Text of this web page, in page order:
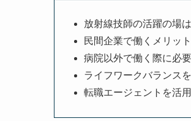
放射線技師の活躍の場
民間企業で働くメリッ
病院以外で働く際に必
ライフワークバランス
転職エージェントを活